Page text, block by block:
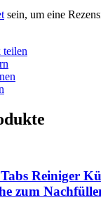
sein, um eine
teilen
Reiniger
zum